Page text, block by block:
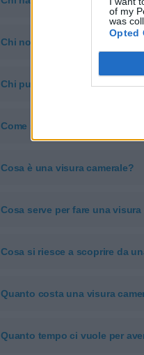
of my
was
Opted
Chi non ha obbligo di visura
Chi può fare una visura
Come si fa a ottenere la visura
Cosa è una visura camerale?
Cosa serve per fare una visura
Cosa si riesce a scoprire da
Quanto costa una visura
Quanto tempo ci vuole per